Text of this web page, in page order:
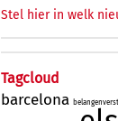
Stel hier in welk
Tagcloud
barcelona